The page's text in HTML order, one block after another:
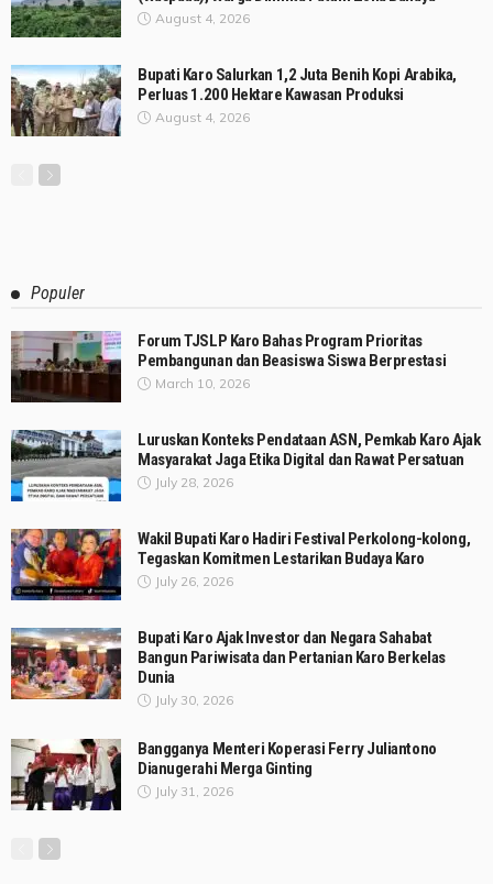
August 4, 2026
Bupati Karo Salurkan 1,2 Juta Benih Kopi Arabika,
Perluas 1.200 Hektare Kawasan Produksi
August 4, 2026
Populer
Forum TJSLP Karo Bahas Program Prioritas
Pembangunan dan Beasiswa Siswa Berprestasi
March 10, 2026
Luruskan Konteks Pendataan ASN, Pemkab Karo Ajak
Masyarakat Jaga Etika Digital dan Rawat Persatuan
July 28, 2026
Wakil Bupati Karo Hadiri Festival Perkolong-kolong,
Tegaskan Komitmen Lestarikan Budaya Karo
July 26, 2026
Bupati Karo Ajak Investor dan Negara Sahabat
Bangun Pariwisata dan Pertanian Karo Berkelas
Dunia
July 30, 2026
Bangganya Menteri Koperasi Ferry Juliantono
Dianugerahi Merga Ginting
July 31, 2026